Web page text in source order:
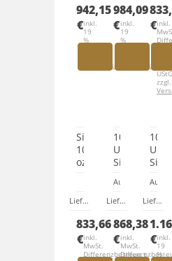
942,15
€inkl.
19
%
Versandkosten
984,09
€inkl.
19
%
Versandkosten
Next
3.
€inkl.
zzgl.
Silbermünze
10
oz
Legenden
Hood
2023
Lieferzeit: Lieferzeit wegen
833,66
€inkl.
MwSt.
Differenzbesteuert
10
Unzen
Silbermünze
Piedfort
Dingo
Next
Generation
Auflage: 2.500
Lieferzeit:
868,38
€inkl.
MwSt.
10
50
Lieferzeit:
€inkl.
19
%